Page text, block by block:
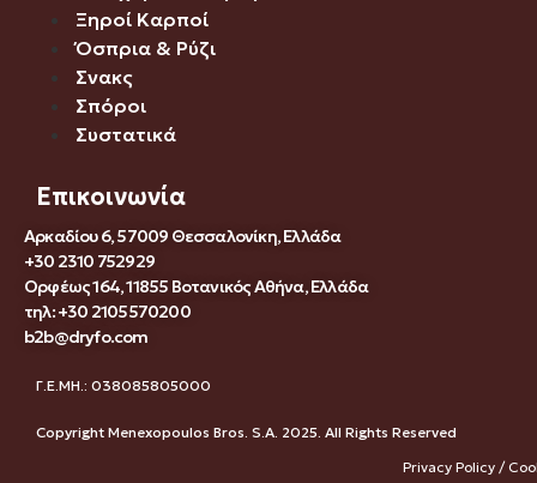
Ξηροί Καρποί
Όσπρια & Ρύζι
Σνακς
Σπόροι
Συστατικά
Επικοινωνία
Αρκαδίου 6, 57009 Θεσσαλονίκη, Ελλάδα
+30 2310 752929
Ορφέως 164, 11855 Βοτανικός Αθήνα, Ελλάδα
τηλ: +30 2105570200
b2b@dryfo.com
Γ.Ε.ΜΗ.: 038085805000
Copyright Menexopoulos Bros. S.A. 2025. All Rights Reserved
Privacy Policy /